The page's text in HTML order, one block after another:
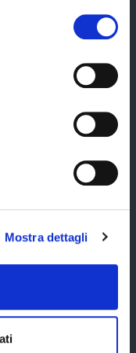
Mostra dettagli
della consulenza fiscale